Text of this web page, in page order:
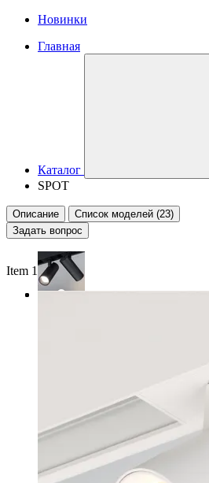
Новинки
Главная
Каталог
SPOT
Описание
Список моделей (23)
Задать вопрос
Item 1 of 3